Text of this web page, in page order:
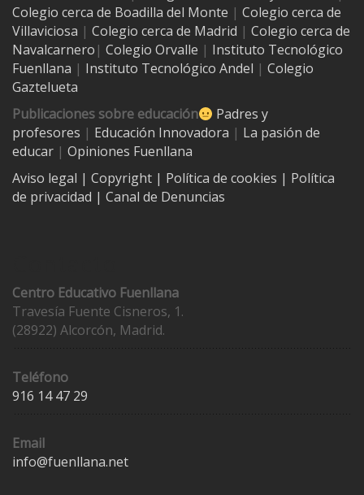
Colegio cerca de Boadilla del Monte | Colegio cerca de
Villaviciosa | Colegio cerca de Madrid | Colegio cerca de
Navalcarnero | Colegio Orvalle | Instituto Tecnológico
Fuenllana | Instituto Tecnológico Andel | Colegio
Gaztelueta
Publicaciones sobre educación
Padres y
profesores | Educación Innovadora | La pasión de
educar | Opiniones Fuenllana
Aviso legal | Copyright | Política de cookies | Política
de privacidad | Canal de Denuncias
Centro Educativo Fuenllana
Travesía Fuente Cisneros, 1.
(28922) Alcorcón, Madrid.
Teléfono
916 14 47 29
Email
info@fuenllana.net